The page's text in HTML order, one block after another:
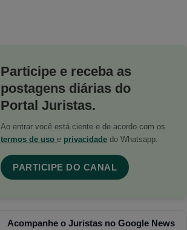
Participe e receba as
postagens diárias do
Portal Juristas.
Ao entrar você está ciente e de acordo com os
termos de uso e privacidade do Whatsapp.
PARTICIPE DO CANAL
Acompanhe o Juristas no Google News